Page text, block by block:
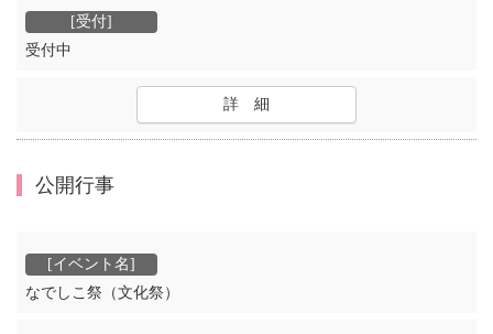
受付中
詳 細
公開行事
なでしこ祭（文化祭）